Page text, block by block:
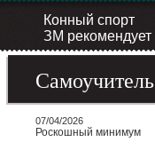
Конный спорт
ЗМ рекомендует
Самоучитель
07/04/2026
Роскошный минимум